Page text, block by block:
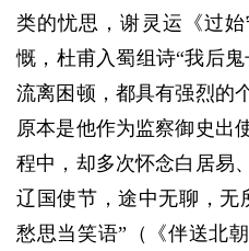
类的忧思，谢灵运《过
慨，杜甫入蜀组诗“我后
流离困顿，都具有强烈的
原本是他作为监察御史出
程中，却多次怀念白居易
辽国使节，途中无聊，无
愁思当笑语”（《伴送北